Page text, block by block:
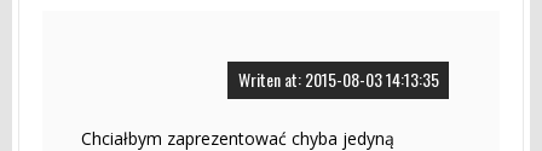
Writen at: 2015-08-03 14:13:35
Chciałbym zaprezentować chyba jedyną